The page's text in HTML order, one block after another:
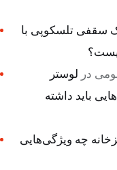
سقفی تلسکوپی با
در لوستر
باید داشته
چه ویژگی‌هایی